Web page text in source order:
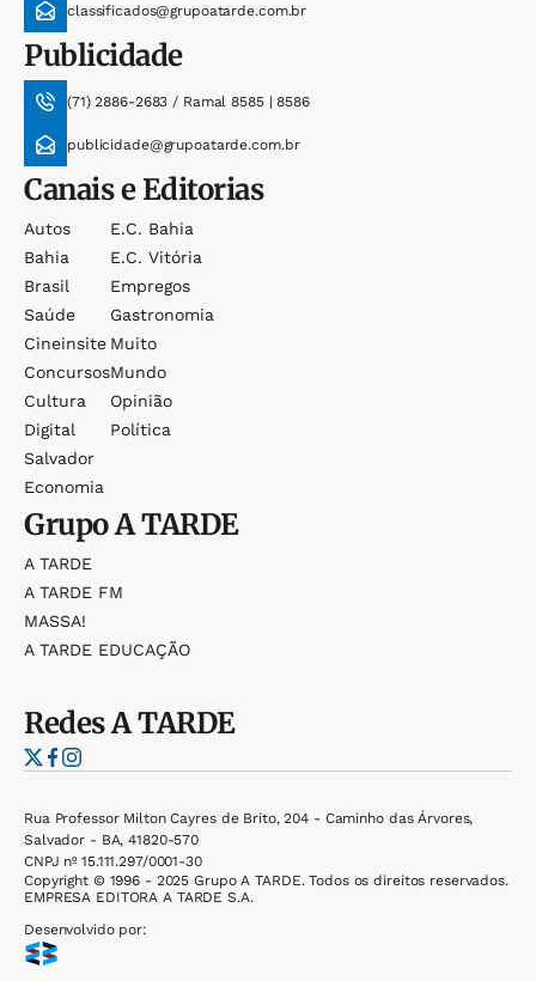
classificados@grupoatarde.com.br
Publicidade
(71) 2886-2683 / Ramal 8585 | 8586
publicidade@grupoatarde.com.br
Canais e Editorias
Autos
Bahia
Brasil
Saúde
Cineinsite
Concursos
Cultura
Digital
Salvador
Economia
E.c. Bahia
E.c. Vitória
Empregos
Gastronomia
Muito
Mundo
Opinião
Política
GrupoA TARDE
A TARDE
A TARDE FM
MASSA!
A TARDE EDUCAÇÃO
RedesA TARDE
Rua Professor Milton Cayres de Brito, 204 - Caminho das Árvores,
Salvador - BA, 41820-570
CNPJ nº 15.111.297/0001-30
Copyright © 1996 - 2025 Grupo A TARDE. Todos os direitos reservados.
EMPRESA EDITORA A TARDE S.A.
Desenvolvido por: